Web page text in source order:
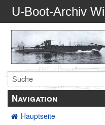
U-Boot-Archiv
Navigation
Hauptseite